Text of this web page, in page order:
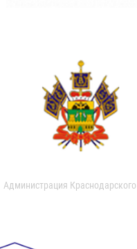
Администрация